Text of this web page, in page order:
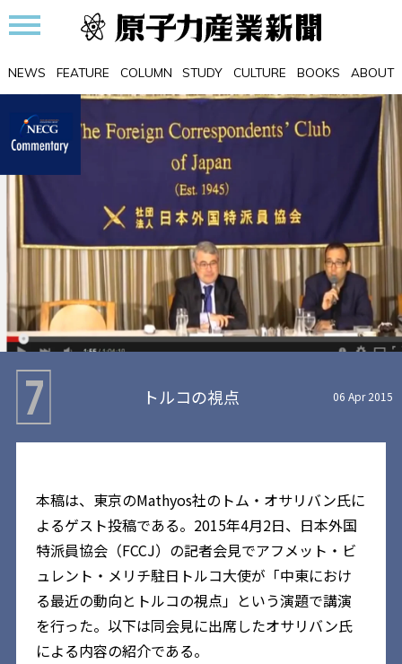
NEWS FEATURE COLUMN STUDY CULTURE BOOKS ABOUT
7 トルコの視点 06 Apr 2015
本稿は、東京のMathyos社のトム・オサリバン氏に
よるゲスト投稿である。2015年4月2日、日本外国
特派員協会（FCCJ）の記者会見でアフメット・ビ
ュレント・メリチ駐日トルコ大使が「中東におけ
る最近の動向とトルコの視点」という演題で講演
を行った。以下は同会見に出席したオサリバン氏
による内容の紹介である。